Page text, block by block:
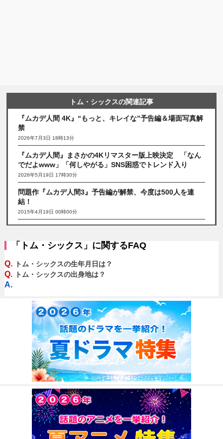
トム・シックスの関連記事
『ムカデ人間 4K』“もっと、キレイな”予告編＆場面写真解
禁
2026年7月3日 18時13分
『ムカデ人間』まさかの4Kリマスター版上映決定 「なん
でだよwww」「何しやがる」SNS困惑でトレンド入り
2026年5月19日 17時30分
問題作『ムカデ人間3』予告編が解禁、今度は500人を連
結！
2015年4月19日 00時00分
「トム・シックス」に関するFAQ
Q. トム・シックスの生年月日は？
Q. トム・シックスの出身地は？
A.